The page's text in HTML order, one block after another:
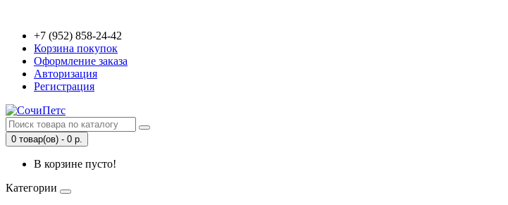
+7 (952) 858-24-42
Корзина покупок
Оформление заказа
Авторизация
Регистрация
0 товар(ов) - 0 р.
В корзине пусто!
Категории